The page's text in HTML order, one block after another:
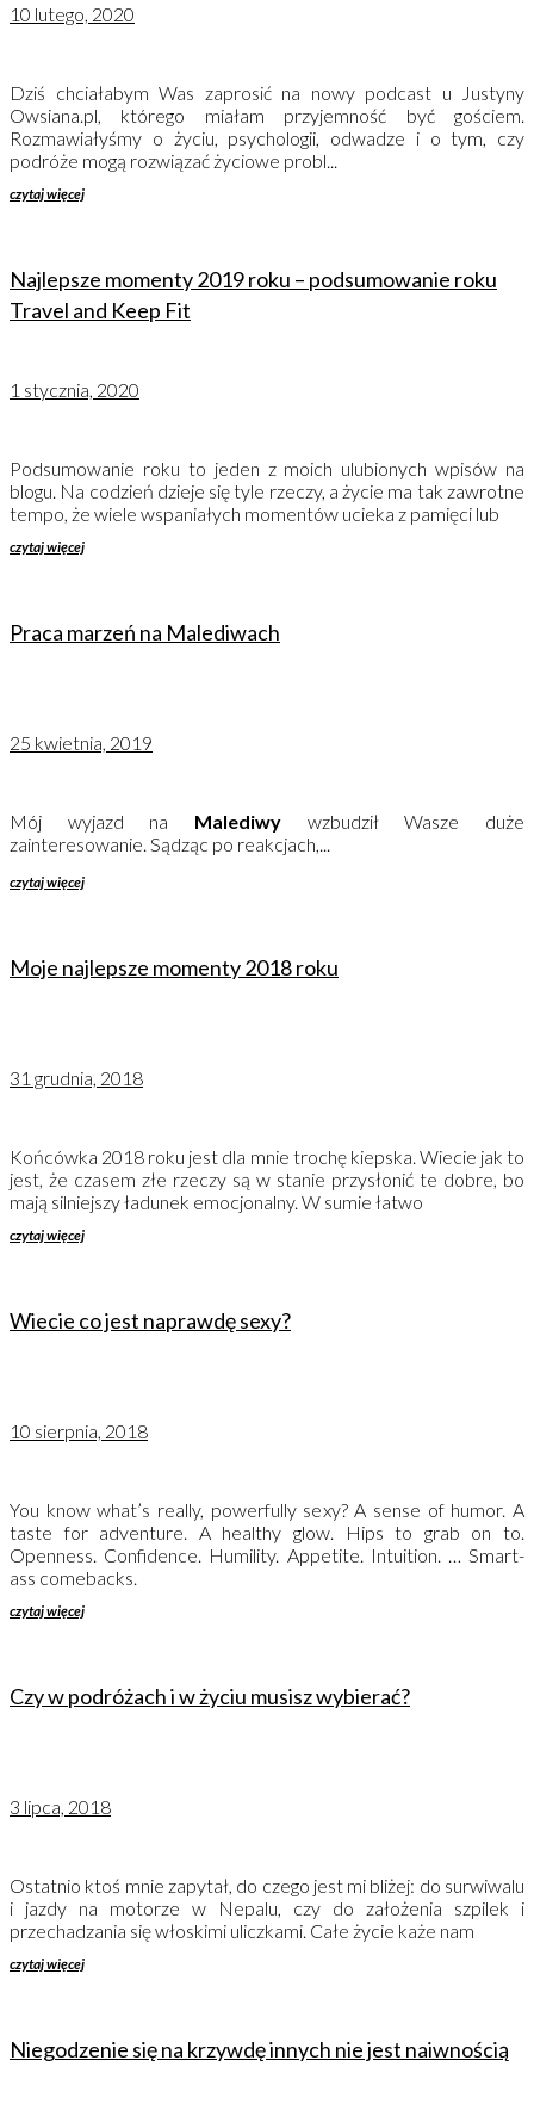
10 lutego, 2020
Dziś chciałabym Was zaprosić na nowy podcast u Justyny
Owsiana.pl, którego miałam przyjemność być gościem.
Rozmawiałyśmy o życiu, psychologii, odwadze i o tym, czy
podróże mogą rozwiązać życiowe probl...
czytaj więcej
Najlepsze momenty 2019 roku – podsumowanie roku
Travel and Keep Fit
1 stycznia, 2020
Podsumowanie roku to jeden z moich ulubionych wpisów na
blogu. Na codzień dzieje się tyle rzeczy, a życie ma tak zawrotne
tempo, że wiele wspaniałych momentów ucieka z pamięci lub
czytaj więcej
Praca marzeń na Malediwach
25 kwietnia, 2019
Mój wyjazd na Malediwy wzbudził Wasze duże
zainteresowanie. Sądząc po reakcjach,...
czytaj więcej
Moje najlepsze momenty 2018 roku
31 grudnia, 2018
Końcówka 2018 roku jest dla mnie trochę kiepska. Wiecie jak to
jest, że czasem złe rzeczy są w stanie przysłonić te dobre, bo
mają silniejszy ładunek emocjonalny. W sumie łatwo
czytaj więcej
Wiecie co jest naprawdę sexy?
10 sierpnia, 2018
You know what’s really, powerfully sexy? A sense of humor. A
taste for adventure. A healthy glow. Hips to grab on to.
Openness. Confidence. Humility. Appetite. Intuition. … Smart-
ass comebacks.
czytaj więcej
Czy w podróżach i w życiu musisz wybierać?
3 lipca, 2018
Ostatnio ktoś mnie zapytał, do czego jest mi bliżej: do surwiwalu
i jazdy na motorze w Nepalu, czy do założenia szpilek i
przechadzania się włoskimi uliczkami. Całe życie każe nam
czytaj więcej
Niegodzenie się na krzywdę innych nie jest naiwnością